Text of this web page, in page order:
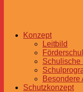
Konzept
Leitbild
Schulische
Besondere
Schutzkonzept